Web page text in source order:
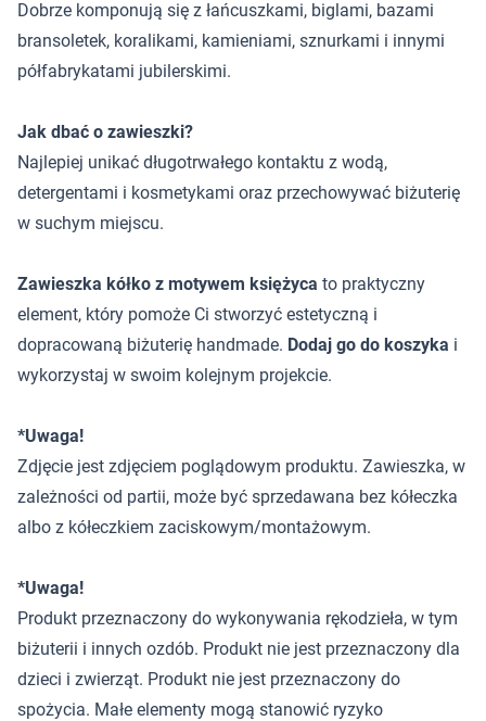
Dobrze komponują się z łańcuszkami, biglami, bazami
bransoletek, koralikami, kamieniami, sznurkami i innymi
półfabrykatami jubilerskimi.
Jak dbać o zawieszki?
Najlepiej unikać długotrwałego kontaktu z wodą,
detergentami i kosmetykami oraz przechowywać biżuterię
w suchym miejscu.
Zawieszka kółko z motywem księżyca to praktyczny
element, który pomoże Ci stworzyć estetyczną i
dopracowaną biżuterię handmade. Dodaj go do koszyka i
wykorzystaj w swoim kolejnym projekcie.
*Uwaga!
Zdjęcie jest zdjęciem poglądowym produktu. Zawieszka, w
zależności od partii, może być sprzedawana bez kółeczka
albo z kółeczkiem zaciskowym/montażowym.
*Uwaga!
Produkt przeznaczony do wykonywania rękodzieła, w tym
biżuterii i innych ozdób. Produkt nie jest przeznaczony dla
dzieci i zwierząt. Produkt nie jest przeznaczony do
spożycia. Małe elementy mogą stanowić ryzyko